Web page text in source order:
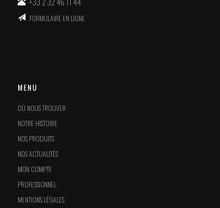
FORMULAIRE EN LIGNE
MENU
OÙ NOUS TROUVER
NOTRE HISTOIRE
NOS PRODUITS
NOS ACTUALITÉS
MON COMPTE
PROFESSIONNEL
MENTIONS LÉGALES